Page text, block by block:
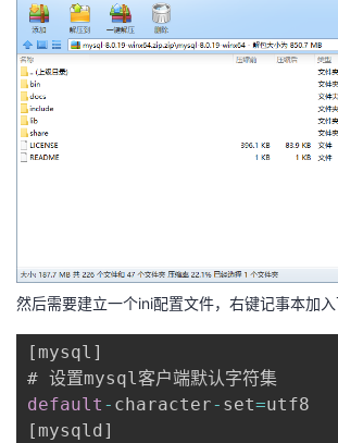
注
开
发
者
我
的
课
我
的
我
的
Programs
我
的
支
的
技
术
我
的
云
然后需要建立一个ini配置文件，右键记事本加入
[ mysql ]
default - character- set=
[ mysqld ]